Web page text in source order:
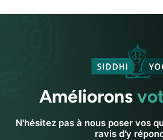
Améliorons
N'hésitez pas à nous poser vos
ravis d'y